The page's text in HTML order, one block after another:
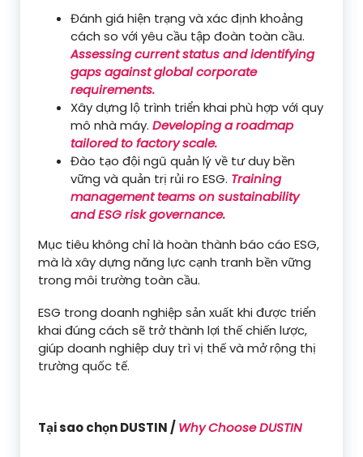
Đánh giá hiện trạng và xác định khoảng
cách so với yêu cầu tập đoàn toàn cầu.
Assessing current status and identifying
gaps against global corporate
requirements.
Xây dựng lộ trình triển khai phù hợp với quy
mô nhà máy. Developing a roadmap
tailored to factory scale.
Đào tạo đội ngũ quản lý về tư duy bền
vững và quản trị rủi ro ESG. Training
management teams on sustainability
and ESG risk governance.
Mục tiêu không chỉ là hoàn thành báo cáo ESG,
mà là xây dựng năng lực cạnh tranh bền vững
trong môi trường toàn cầu.
ESG trong doanh nghiệp sản xuất khi được triển
khai đúng cách sẽ trở thành lợi thế chiến lược,
giúp doanh nghiệp duy trì vị thế và mở rộng thị
trường quốc tế.
Tại sao chọn DUSTIN / Why Choose DUSTIN